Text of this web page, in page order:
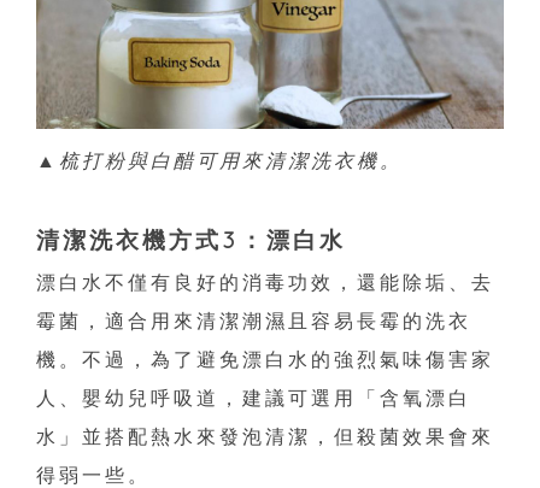
▲梳打粉與白醋可用來清潔洗衣機。
清潔洗衣機方式3：漂白水
漂白水不僅有良好的消毒功效，還能除垢、去
霉菌，適合用來清潔潮濕且容易長霉的洗衣
機。不過，為了避免漂白水的強烈氣味傷害家
人、嬰幼兒呼吸道，建議可選用「含氧漂白
水」並搭配熱水來發泡清潔，但殺菌效果會來
得弱一些。